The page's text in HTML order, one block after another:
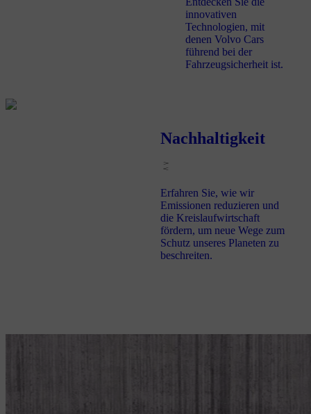
innovativen
Technologien, mit
denen Volvo Cars
führend bei der
Fahrzeugsicherheit ist.
Nachhaltigkeit
Erfahren Sie, wie wir
Emissionen reduzieren und
die Kreislaufwirtschaft
fördern, um neue Wege zum
Schutz unseres Planeten zu
beschreiten.